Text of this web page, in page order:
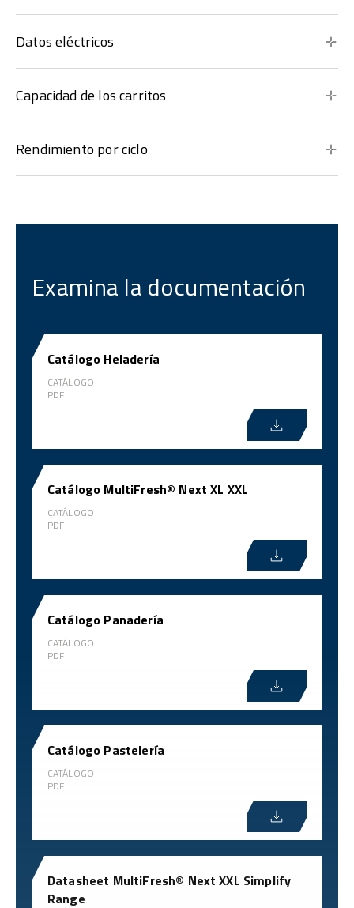
Datos eléctricos
Capacidad de los carritos
Rendimiento por ciclo
Examina la documentación
Catálogo Heladería
CATÁLOGO
PDF
Catálogo MultiFresh® Next XL XXL
CATÁLOGO
PDF
Catálogo Panadería
CATÁLOGO
PDF
Catálogo Pastelería
CATÁLOGO
PDF
Datasheet MultiFresh® Next XXL Simplify
Range